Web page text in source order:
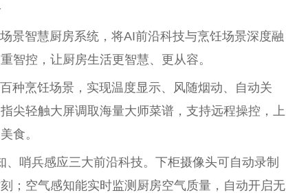
景智慧厨房系统，将AI前沿科技与烹饪场景深度融
智控，让厨房生活更智慧、更从容。
种烹饪场景，实现温度显示、风随烟动、自动关
尖轻触大屏调取海量大师菜谱，支持远程操控，上
食。
哨兵感应三大前沿科技。下柜摄像头可自动录制
；空气感知能实时监测厨房空气质量，自动开启无